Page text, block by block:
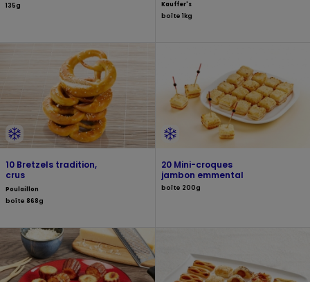
135g Kauffer's
boîte 1kg
10 Bretzels tradition,
crus
Poulaillon
boîte 868g
20 Mini-croques
jambon emmental
boîte 200g